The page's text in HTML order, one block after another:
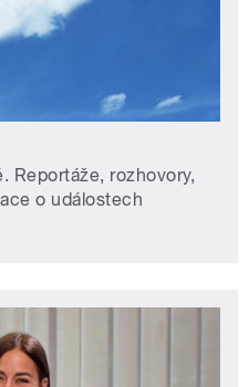
Reportáže, rozhovory,
o událostech